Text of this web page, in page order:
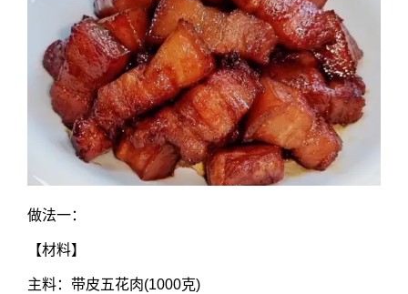
做法一：
【材料】
主料：带皮五花肉(1000克)